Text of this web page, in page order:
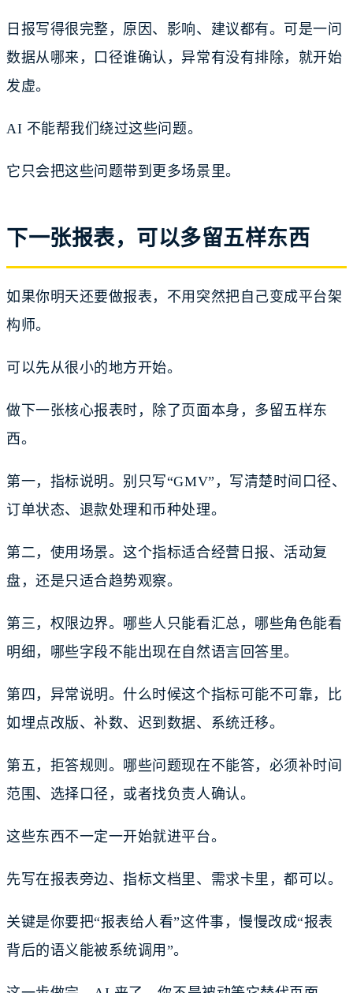
日报写得很完整，原因、影响、建议都有。可是一问
数据从哪来，口径谁确认，异常有没有排除，就开始
发虚。
AI 不能帮我们绕过这些问题。
它只会把这些问题带到更多场景里。
下一张报表，可以多留五样东西
如果你明天还要做报表，不用突然把自己变成平台架
构师。
可以先从很小的地方开始。
做下一张核心报表时，除了页面本身，多留五样东
西。
第一，指标说明。别只写“GMV”，写清楚时间口径、
订单状态、退款处理和币种处理。
第二，使用场景。这个指标适合经营日报、活动复
盘，还是只适合趋势观察。
第三，权限边界。哪些人只能看汇总，哪些角色能看
明细，哪些字段不能出现在自然语言回答里。
第四，异常说明。什么时候这个指标可能不可靠，比
如埋点改版、补数、迟到数据、系统迁移。
第五，拒答规则。哪些问题现在不能答，必须补时间
范围、选择口径，或者找负责人确认。
这些东西不一定一开始就进平台。
先写在报表旁边、指标文档里、需求卡里，都可以。
关键是你要把“报表给人看”这件事，慢慢改成“报表
背后的语义能被系统调用”。